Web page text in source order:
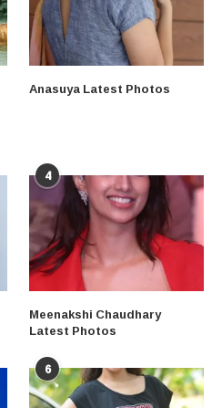
Anasuya Latest Photos
4
Meenakshi Chaudhary
Latest Photos
6